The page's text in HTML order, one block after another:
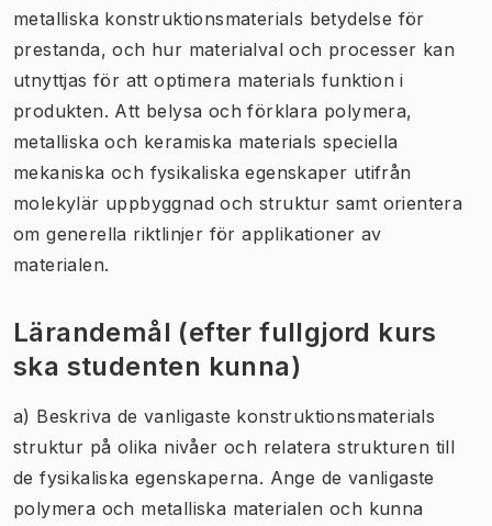
metalliska konstruktionsmaterials betydelse för
prestanda, och hur materialval och processer kan
utnyttjas för att optimera materials funktion i
produkten. Att belysa och förklara polymera,
metalliska och keramiska materials speciella
mekaniska och fysikaliska egenskaper utifrån
molekylär uppbyggnad och struktur samt orientera
om generella riktlinjer för applikationer av
materialen.
Lärandemål (efter fullgjord kurs
ska studenten kunna)
a) Beskriva de vanligaste konstruktionsmaterials
struktur på olika nivåer och relatera strukturen till
de fysikaliska egenskaperna. Ange de vanligaste
polymera och metalliska materialen och kunna